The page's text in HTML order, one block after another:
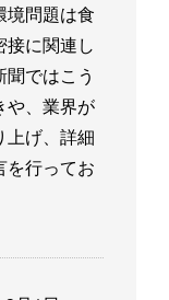
境問題は食
に関連し
ではこう
や、業界が
上げ、詳細
を行ってお